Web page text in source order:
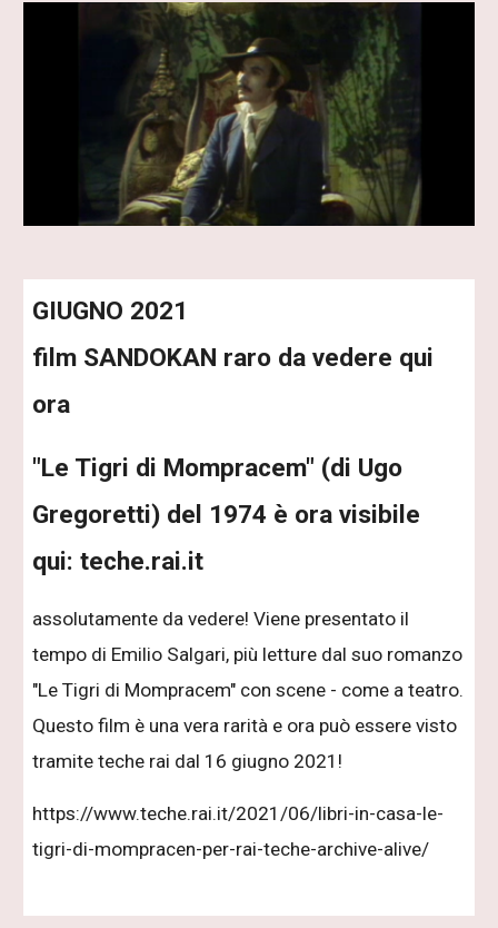
GIUGNO 2021
film SANDOKAN raro da vedere qui
ora
"Le Tigri di Mompracem" (di Ugo
Gregoretti) del 1974 è ora visibile
qui: teche.rai.it
assolutamente da vedere! Viene presentato il
tempo di Emilio Salgari, più letture dal suo romanzo
"Le Tigri di Mompracem" con scene - come a teatro.
Questo film è una vera rarità e ora può essere visto
tramite teche rai dal 16 giugno 2021!
https://www.teche.rai.it/2021/06/libri-in-casa-le-
tigri-di-mompracen-per-rai-teche-archive-alive/